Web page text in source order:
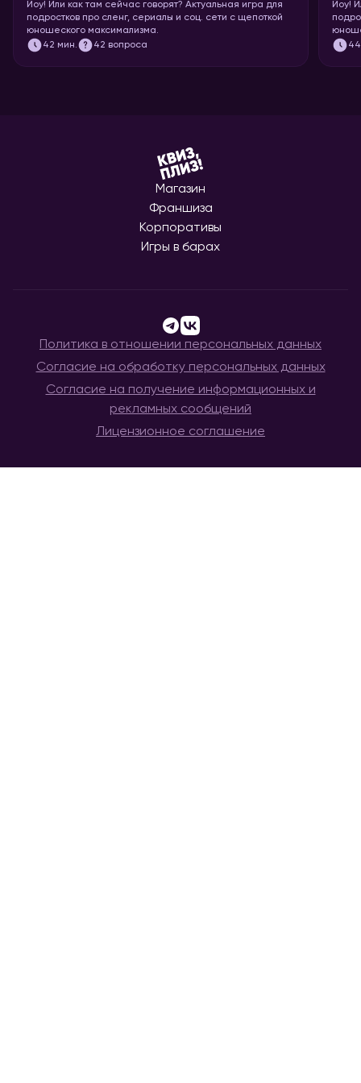
Йоу! Или как там сейчас говорят? Актуальная игра для
подростков про сленг, сериалы и соц. сети с щепоткой
юношеского максимализма.
42 мин. 42 вопроса
Йоу!
44
Магазин
Франшиза
Корпоративы
Игры в барах
Политика в отношении персональных данных
Согласие на обработку персональных данных
Согласие на получение информационных и
рекламных сообщений
Лицензионное соглашение